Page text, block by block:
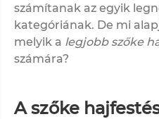
számítanak az egyik
kategóriának. De mi
melyik a legjobbszőke
számára?
A szőke